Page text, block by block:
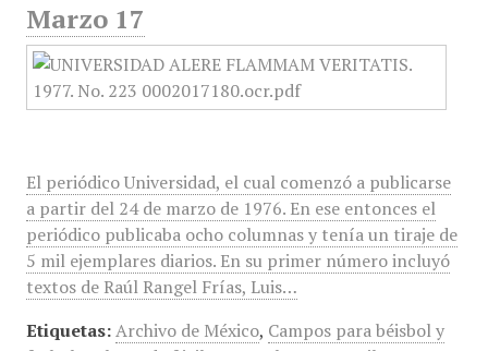
Marzo 17
El periódico Universidad, el cual comenzó a publicarse
a partir del 24 de marzo de 1976. En ese entonces el
periódico publicaba ocho columnas y tenía un tiraje de
5 mil ejemplares diarios. En su primer número incluyó
textos de Raúl Rangel Frías, Luis…
Etiquetas: Archivo de México, Campos para béisbol y